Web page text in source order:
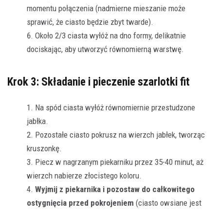
momentu połączenia (nadmierne mieszanie może
sprawić, że ciasto będzie zbyt twarde).
Około 2/3 ciasta wyłóż na dno formy, delikatnie
dociskając, aby utworzyć równomierną warstwę.
Krok 3: Składanie i pieczenie szarlotki fit
Na spód ciasta wyłóż równomiernie przestudzone
jabłka.
Pozostałe ciasto pokrusz na wierzch jabłek, tworząc
kruszonkę.
Piecz w nagrzanym piekarniku przez 35-40 minut, aż
wierzch nabierze złocistego koloru.
Wyjmij z piekarnika i pozostaw do całkowitego
ostygnięcia przed pokrojeniem (ciasto owsiane jest